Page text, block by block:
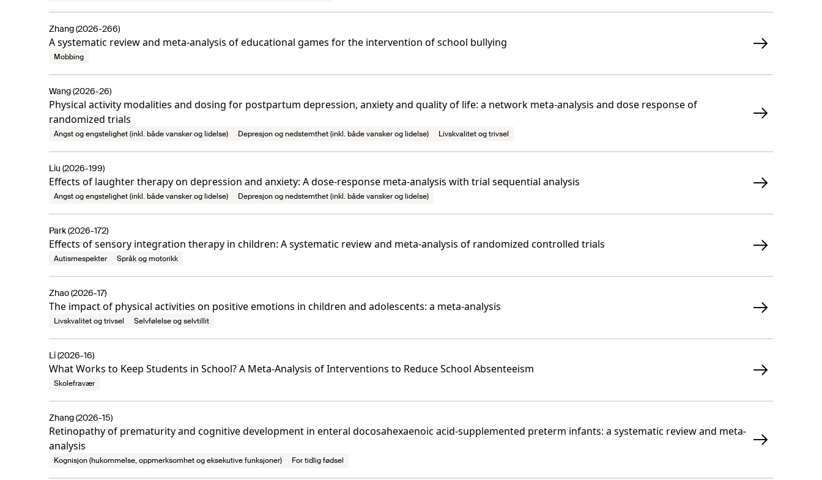
A systematic review and meta-analysis of educational games for the intervention of school bullying
Zhang (2026-266)
Mobbing
Physical activity modalities and dosing for postpartum depression, anxiety and quality of life: a network meta-analysis and dose response of
randomized trials
Wang (2026-26)
Angst og engstelighet (inkl. både vansker og lidelse) Depresjon og nedstemthet (inkl. både vansker og lidelse) Livskvalitet og trivsel
Effects of laughter therapy on depression and anxiety: A dose-response meta-analysis with trial sequential analysis
Liu (2026-199)
Angst og engstelighet (inkl. både vansker og lidelse) Depresjon og nedstemthet (inkl. både vansker og lidelse)
Effects of sensory integration therapy in children: A systematic review and meta-analysis of randomized controlled trials
Park (2026-172)
Autismespekter Språk og motorikk
The impact of physical activities on positive emotions in children and adolescents: a meta-analysis
Zhao (2026-17)
Livskvalitet og trivsel Selvfølelse og selvtillit
What Works to Keep Students in School? A Meta-Analysis of Interventions to Reduce School Absenteeism
Li (2026-16)
Skolefravær
Retinopathy of prematurity and cognitive development in enteral docosahexaenoic acid-supplemented preterm infants: a systematic review and meta-
analysis
Zhang (2026-15)
Kognisjon (hukommelse, oppmerksomhet og eksekutive funksjoner) For tidlig fødsel